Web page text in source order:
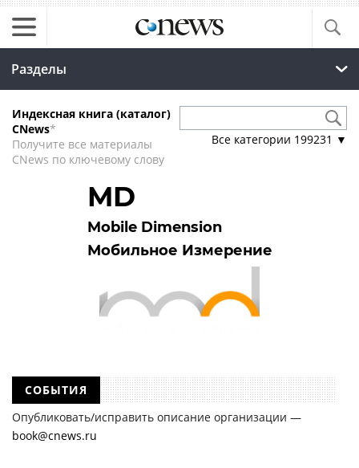
Разделы
Индексная книга (каталог)
CNews*
Получите все материалы
CNews по ключевому слову
Все категории 199231 ▼
MD
Mobile Dimension
Мобильное Измерение
СОБЫТИЯ
Опубликовать/исправить описание организации —
book@cnews.ru